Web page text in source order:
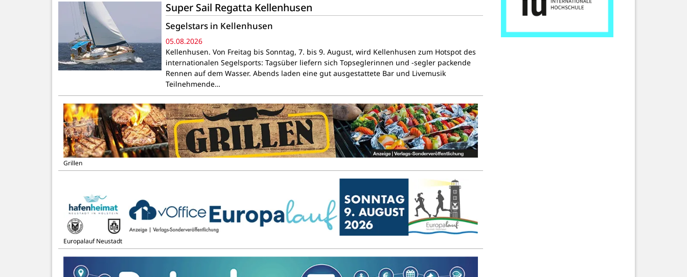
Super Sail Regatta Kellenhusen
Segelstars in Kellenhusen
05.08.2026
Kellenhusen. Von Freitag bis Sonntag, 7. bis 9. August, wird Kellenhusen zum Hotspot des
internationalen Segelsports: Tagsüber liefern sich Topseglerinnen und -segler packende
Rennen auf dem Wasser. Abends laden eine gut ausgestattete Bar und Livemusik
Teilnehmende…
Grillen
Europalauf Neustadt